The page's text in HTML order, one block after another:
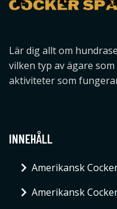
Lär dig allt om
vilken typ av ägare
aktiviteter som
INNEHÅLL
Amerikansk
Amerikansk